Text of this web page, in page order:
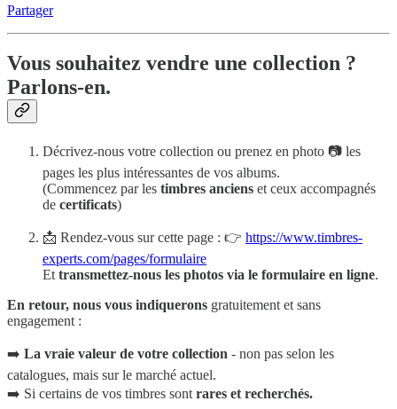
Partager
Vous souhaitez vendre une collection ?
Parlons-en.
Décrivez-nous votre collection ou prenez en photo 📷 les
pages les plus intéressantes de vos albums.
(Commencez par les timbres anciens et ceux accompagnés
de certificats)
📩 Rendez-vous sur cette page : 👉 https://www.timbres-
experts.com/pages/formulaire
Et transmettez-nous les photos via le formulaire en ligne.
En retour, nous vous indiquerons gratuitement et sans
engagement :
➡️ La vraie valeur de votre collection - non pas selon les
catalogues, mais sur le marché actuel.
➡️ Si certains de vos timbres sont rares et recherchés.